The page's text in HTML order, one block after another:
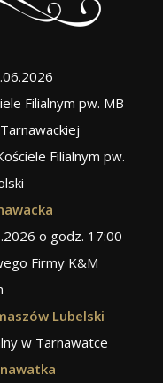
Filialnym pw. MB
Filialnym pw.
o godz. 17:00
Firmy K&M
Lubelski
w Tarnawatce